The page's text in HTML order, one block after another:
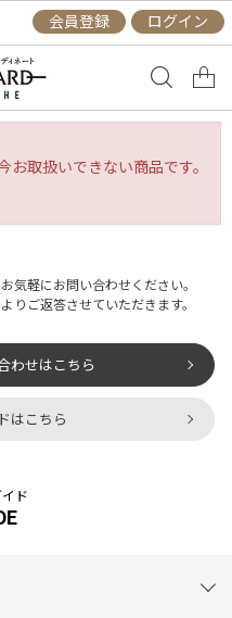
会員登録 ログイン
お取扱いできない商品です。
気軽にお問い合わせください。
りご返答させていただきます。
わせはこちら
はこちら
ド